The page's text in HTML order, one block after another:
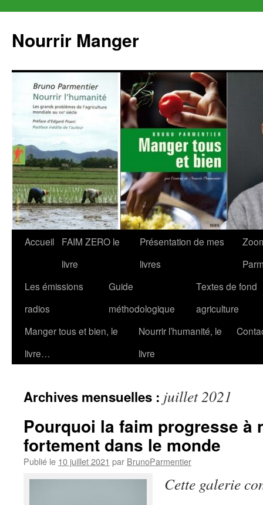
contenu
Nourrir Manger
Accueil
FAIM ZERO le
livre
Présentation de mes
livres
Les émissions
radios
Guide
méthodologique
Textes de fond
agriculture
Manger tous et bien, le
livre…
Nourrir l’humanité, le
livre
Archives mensuelles : juillet 2021
Pourquoi la faim progresse à
fortement dans le monde
Publié le 10 juillet 2021 par BrunoParmentier
Cette galerie